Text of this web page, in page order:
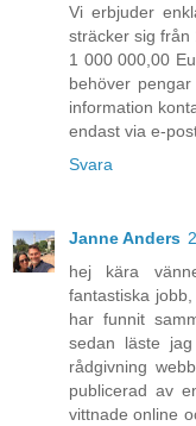
Vi erbjuder
sträcker sig från
1 000 000,00
behöver
information
endast via e-
Svara
Janne Anders
hej kära
fantastiska
har funnit
sedan läste
rådgivning
publicerad av
vittnade online